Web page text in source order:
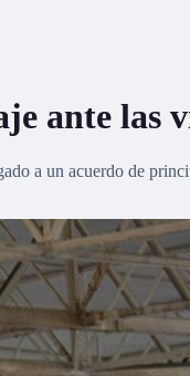
ante
a un acuerdo de